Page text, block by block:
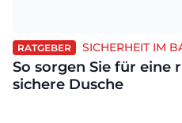
RATGEBER SICHERHEIT IM
So sorgen Sie für eine
sichere Dusche